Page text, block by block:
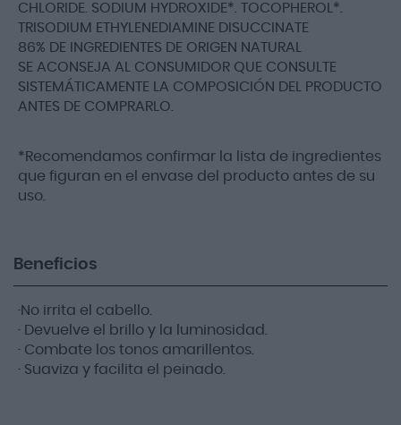
CHLORIDE. SODIUM HYDROXIDE*. TOCOPHEROL*.
TRISODIUM ETHYLENEDIAMINE DISUCCINATE
86% DE INGREDIENTES DE ORIGEN NATURAL
SE ACONSEJA AL CONSUMIDOR QUE CONSULTE
SISTEMÁTICAMENTE LA COMPOSICIÓN DEL PRODUCTO
ANTES DE COMPRARLO.
*Recomendamos confirmar la lista de ingredientes
que figuran en el envase del producto antes de su
uso.
Beneficios
·No irrita el cabello.
· Devuelve el brillo y la luminosidad.
· Combate los tonos amarillentos.
· Suaviza y facilita el peinado.